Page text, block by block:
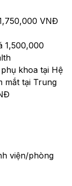
VNĐ
1,500,000
khoa tại Hệ
mắt tại Trung
viện/phòng